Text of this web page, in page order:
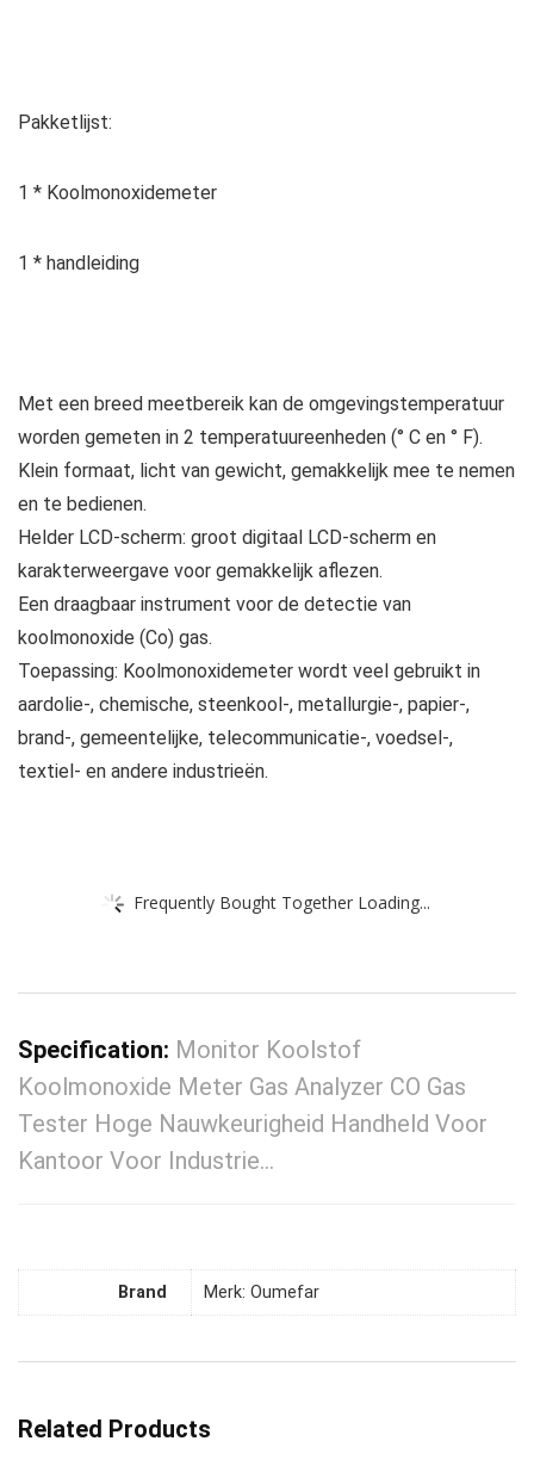
Pakketlijst:
1 * Koolmonoxidemeter
1 * handleiding
Met een breed meetbereik kan de omgevingstemperatuur
worden gemeten in 2 temperatuureenheden (° C en ° F).
Klein formaat, licht van gewicht, gemakkelijk mee te nemen
en te bedienen.
Helder LCD-scherm: groot digitaal LCD-scherm en
karakterweergave voor gemakkelijk aflezen.
Een draagbaar instrument voor de detectie van
koolmonoxide (Co) gas.
Toepassing: Koolmonoxidemeter wordt veel gebruikt in
aardolie-, chemische, steenkool-, metallurgie-, papier-,
brand-, gemeentelijke, telecommunicatie-, voedsel-,
textiel- en andere industrieën.
Frequently Bought Together Loading...
Specification: Monitor Koolstof
Koolmonoxide Meter Gas Analyzer CO Gas
Tester Hoge Nauwkeurigheid Handheld Voor
Kantoor Voor Industrie…
Brand Merk: Oumefar
Related Products